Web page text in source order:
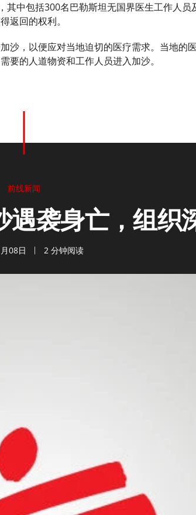
其中包括300名巴勒斯坦无国界医生工作人
返回的权利。
沙，以便应对当地迫切的医疗需求。当地的
要的人道物资和工作人员进入加沙。
前线新闻
遇袭身亡，组织
08日 2 分钟阅读